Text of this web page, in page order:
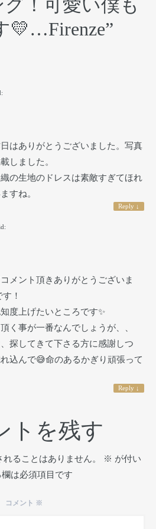
！可愛い僕も
💛…Firenze”
はありがとうございました。写真
しました。
の生地のドレスは素敵すぎてほれ
すね。
Reply ↓
メント頂きありがとうございま
！
度上げたいところです✨
く事が一番なんでしょうが、、
探してきて下さる方に感謝しつ
込んで😅命のあるかぎり頑張って
Reply ↓
トを残す
ることはありません。 ※ が付い
は必須項目です
コメント ※